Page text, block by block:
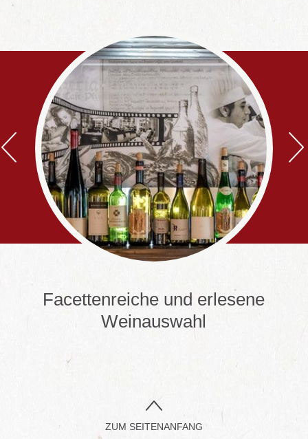
Facettenreiche und erlesene
Weinauswahl
ZUM SEITENANFANG